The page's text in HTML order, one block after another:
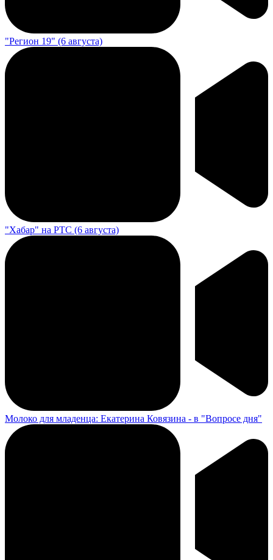
"Регион 19" (6 августа)
"Хабар" на РТС (6 августа)
Молоко для младенца: Екатерина Ковязина - в "Вопросе дня"